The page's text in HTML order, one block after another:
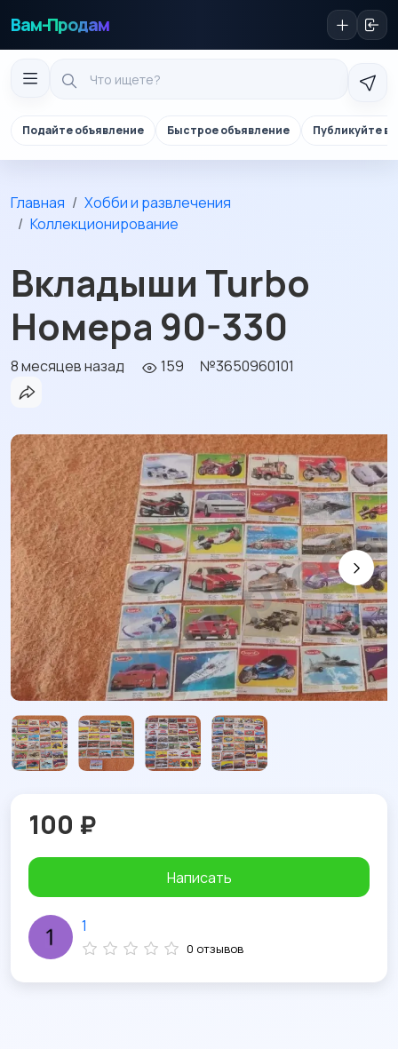
Вам-Продам
Подайте объявление Быстрое объявление Публикуйте в
Главная
Хобби и развлечения
Коллекционирование
Вкладыши Turbo
Номера 90-330
8 месяцев назад 159 №3650960101
100 ₽
Написать
1
0 отзывов